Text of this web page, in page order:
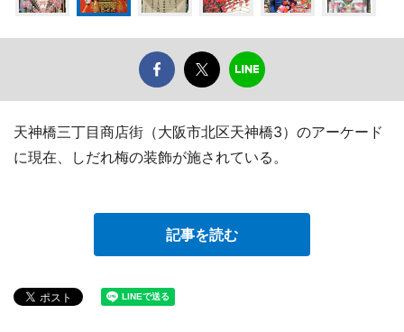
天神橋三丁目商店街（大阪市北区天神橋3）のアーケード
に現在、しだれ梅の装飾が施されている。
記事を読む